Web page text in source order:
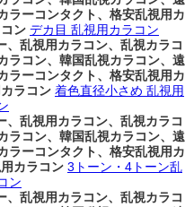
ラーコンタクト、格安乱視用カ
ン デカ目 乱視用カラコン
、乱視用カラコン、乱視カラコ
ラコン、韓国乱視カラコン、遠
ラーコンタクト、格安乱視用カ
ラコン 着色直径小さめ 乱視用
、乱視用カラコン、乱視カラコ
ラコン、韓国乱視カラコン、遠
ラーコンタクト、格安乱視用カ
カラコン 3トーン・4トーン乱
ン
、乱視用カラコン、乱視カラコ